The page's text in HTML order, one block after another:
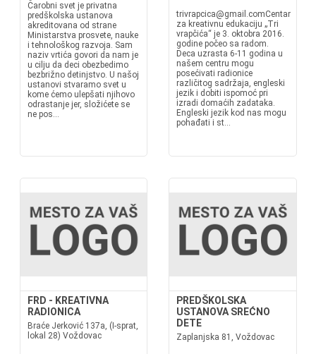
Čarobni svet je privatna
predškolska ustanova
akreditovana od strane
Ministarstva prosvete, nauke
i tehnološkog razvoja. Sam
naziv vrtića govori da nam je
u cilju da deci obezbedimo
bezbrižno detinjstvo. U našoj
ustanovi stvaramo svet u
kome ćemo ulepšati njihovo
odrastanje jer, složićete se
ne pos...
trivrapcica@gmail.comCentar
za kreativnu edukaciju „Tri
vrapčića“ je 3. oktobra 2016.
godine počeo sa radom.
Deca uzrasta 6-11 godina u
našem centru mogu
posećivati radionice
različitog sadržaja, engleski
jezik i dobiti ispomoć pri
izradi domaćih zadataka.
Engleski jezik kod nas mogu
pohađati i st...
FRD - KREATIVNA
RADIONICA
Braće Jerković 137a, (I-sprat,
lokal 28) Voždovac
PREDŠKOLSKA
USTANOVA SREĆNO
DETE
Zaplanjska 81, Voždovac